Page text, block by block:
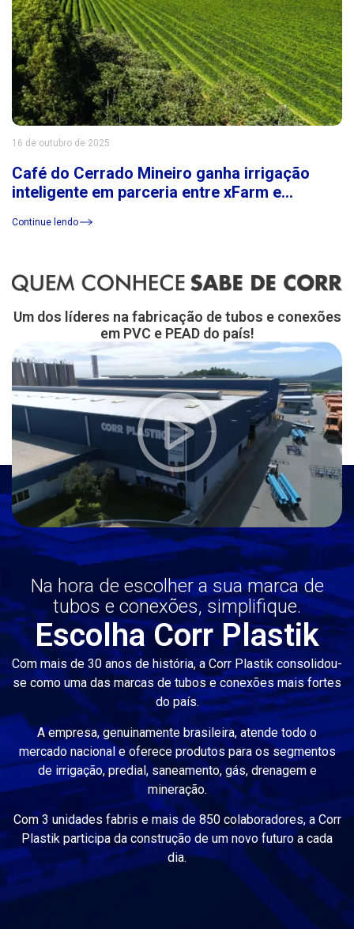
16 de outubro de 2025
Café do Cerrado Mineiro ganha irrigação
inteligente em parceria entre xFarm e
Continue lendo
Um dos líderes na fabricação de tubos e conexões
em PVC e PEAD do país!
Na hora de escolher a sua marca de
tubos e conexões, simplifique.
Escolha Corr Plastik
Com mais de 30 anos de história, a Corr Plastik consolidou-
se como uma das marcas de tubos e conexões mais fortes
do país.
A empresa, genuinamente brasileira, atende todo o
mercado nacional e oferece produtos para os segmentos
de irrigação, predial, saneamento, gás, drenagem e
mineração.
Com 3 unidades fabris e mais de 850 colaboradores, a Corr
Plastik participa da construção de um novo futuro a cada
dia.